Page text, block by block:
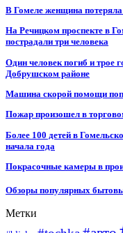
В Гомеле женщина
На Речицком проспекте в
пострадали три человека
Один человек погиб и трое
Добрушском районе
Машина скорой помощи
Пожар произошел в
Более 100 детей в
начала года
Покрасочные камеры в
Обзоры популярных
Метки